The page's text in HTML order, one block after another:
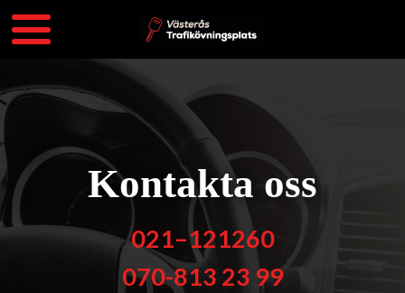
Kontakta oss
021–121260
070-813 23 99